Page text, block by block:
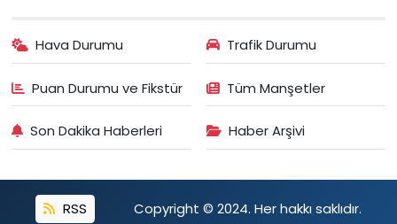
Hava Durumu Trafik Durumu
Puan Durumu ve Fikstür Tüm Manşetler
Son Dakika Haberleri Haber Arşivi
RSS Copyright © 2024. Her hakkı saklıdır.